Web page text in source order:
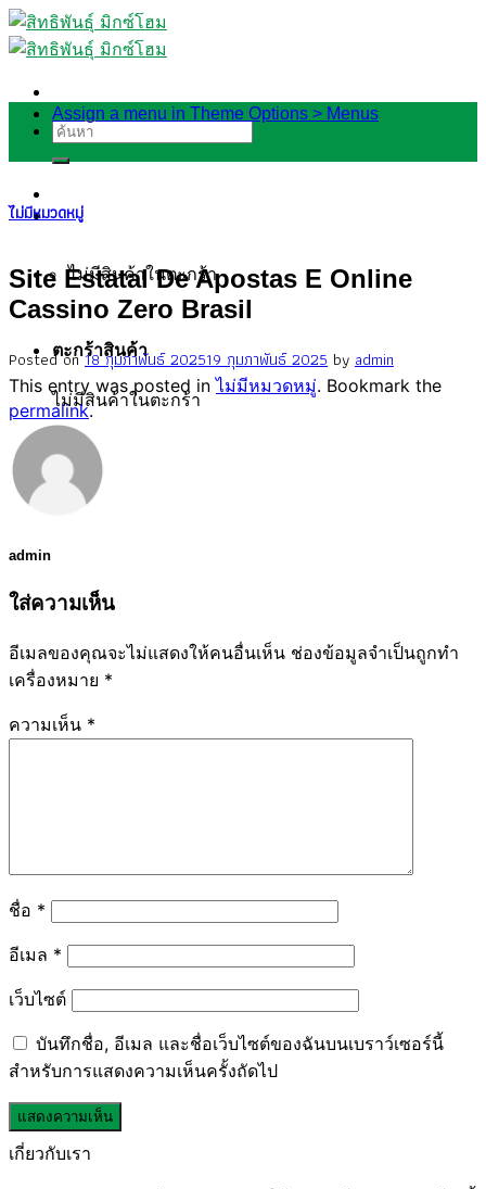
Skip
to
content
ค้นหา:
ไม่มีสินค้าในตะกร้า
ตะกร้าสินค้า
ไม่มีสินค้าในตะกร้า
Assign a menu in Theme Options > Menus
ไม่มีหมวดหมู่
Site Estatal De Apostas E Online
Cassino Zero Brasil
Posted on18 กุมภาพันธ์ 202519 กุมภาพันธ์ 2025 by admin
This entry was posted inไม่มีหมวดหมู่. Bookmark the
permalink.
admin
ใส่ความเห็น
อีเมลของคุณจะไม่แสดงให้คนอื่นเห็น ช่องข้อมูลจำเป็นถูกทำ
เครื่องหมาย *
ความเห็น *
ชื่อ *
อีเมล *
เว็บไซต์
บันทึกชื่อ, อีเมล และชื่อเว็บไซต์ของฉันบนเบราว์เซอร์นี้
สำหรับการแสดงความเห็นครั้งถัดไป
เกี่ยวกับเรา